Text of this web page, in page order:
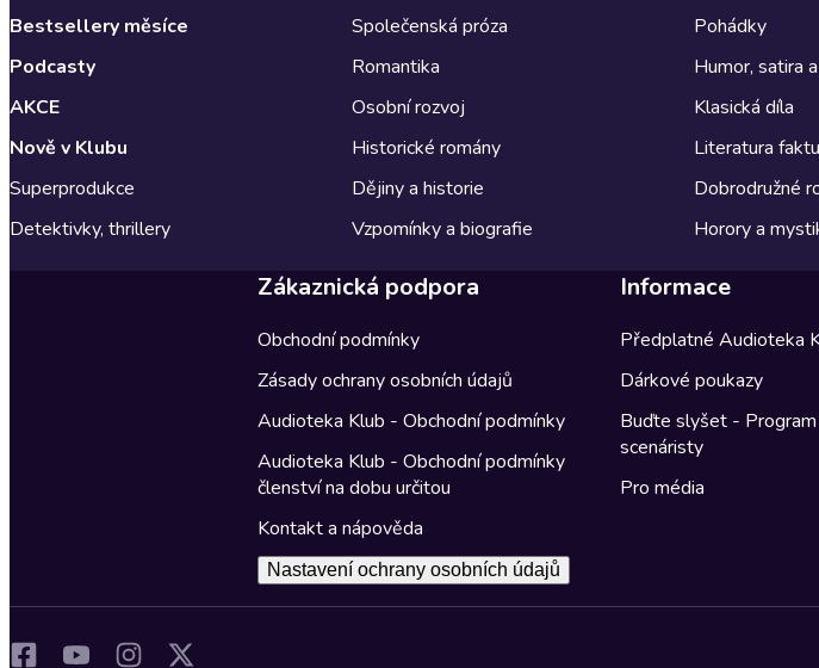
Bestsellery měsíce
Podcasty
AKCE
Nově v Klubu
Superprodukce
Detektivky, thrillery
Společenská próza
Romantika
Osobní rozvoj
Historické romány
Dějiny a historie
Vzpomínky a biografie
Pohádky
Humor, satira
Klasická díla
Literatura
Dobrodružné
Horory a
Zákaznická podpora
Obchodní podmínky
Zásady ochrany osobních údajů
Audioteka Klub - Obchodní podmínky
Audioteka Klub - Obchodní podmínky
členství na dobu určitou
Kontakt a nápověda
Nastavení ochrany osobních údajů
Informace
Předplatné Audioteka
Dárkové poukazy
Buďte slyšet -
scenáristy
Pro média